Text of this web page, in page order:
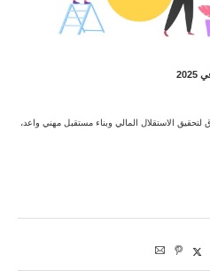
الاستقلال المالي وبناء مستقبل مهني واعد،